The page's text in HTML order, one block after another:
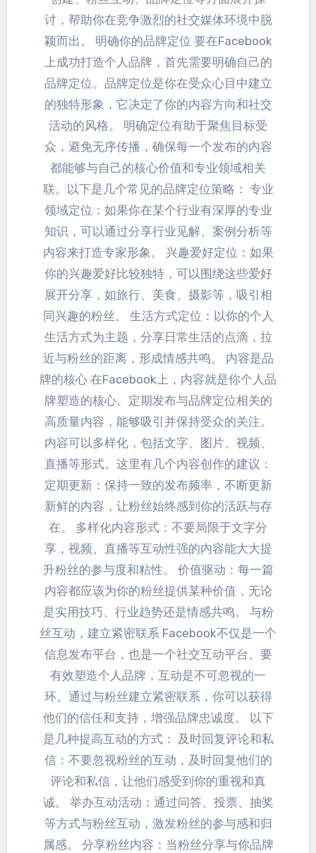
讨， 帮助你在竞争激烈的社交媒体环境中脱
颖而出。 明确你的品牌定位 要在Facebook
上成功打造个人品牌 ， 首先需要明确自己的
品牌定位。 品牌定位是你在受众心目中建立
的独特形象 ， 它决定了你的内容方向和社交
活动的风格。 明确定位有助于聚焦目标受
众 ， 避免无序传播 ， 确保每一个发布的内容
都能够与自己的核心价值和专业领域相关
联。 以下是几个常见的品牌定位策略 ： 专业
领域定位 ： 如果你在某个行业有深厚的专业
知识 ， 可以通过分享行业见解、 案例分析等
内容来打造专家形象。 兴趣爱好定位 ： 如果
你的兴趣爱好比较独特， 可以围绕这些爱好
展开分享， 如旅行、 美食、 摄影等， 吸引相
同兴趣的粉丝。 生活方式定位 ： 以你的个人
生活方式为主题 ， 分享日常生活的点滴 ， 拉
近与粉丝的距离 ， 形成情感共鸣。 内容是品
牌的核心 在Facebook上 ， 内容就是你个人品
牌塑造的核心。 定期发布与品牌定位相关的
高质量内容 ， 能够吸引并保持受众的关注。
内容可以多样化，包括文字、图片、视频、
直播等形式。 这里有几个内容创作的建议 ：
定期更新 ： 保持一致的发布频率， 不断更新
新鲜的内容 ， 让粉丝始终感到你的活跃与存
在。 多样化内容形式 ： 不要局限于文字分
享，视频、 直播等互动性强的内容能大大提
升粉丝的参与度和粘性。 价值驱动 ： 每一篇
内容都应该为你的粉丝提供某种价值 ， 无论
是实用技巧、 行业趋势还是情感共鸣。 与粉
丝互动， 建立紧密联系 Facebook不仅是一个
信息发布平台 ， 也是一个社交互动平台。 要
有效塑造个人品牌 ， 互动是不可忽视的一
环。 通过与粉丝建立紧密联系， 你可以获得
他们的信任和支持，增强品牌忠诚度。
以下
是几种提高互动的方式： 及时回复评论和私
信： 不要忽视粉丝的互动 ， 及时回复他们的
评论和私信 ， 让他们感受到你的重视和真
诚。 举办互动活动 ： 通过问答、 投票、 抽奖
等方式与粉丝互动 ， 激发粉丝的参与感和归
属感。 分享粉丝内容 ： 当粉丝分享与你品牌